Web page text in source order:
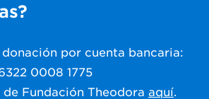
donación por cuenta bancaria:
0008 1775
Fundación Theodora aquí.